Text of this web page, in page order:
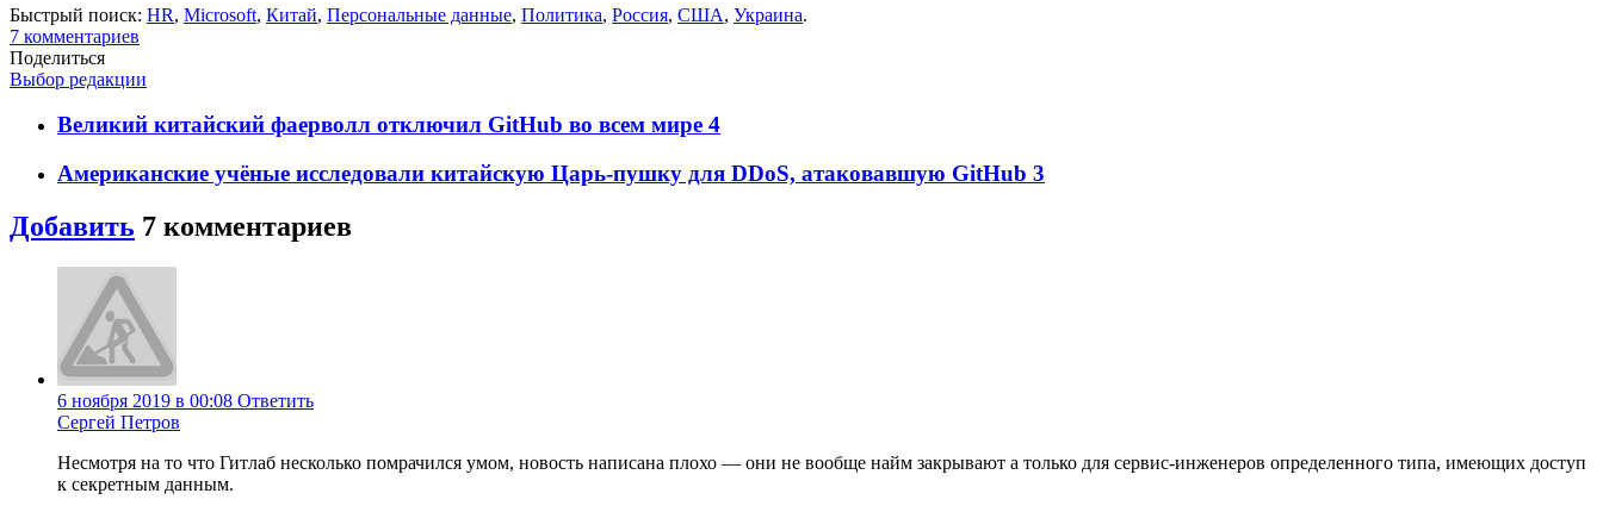
Быстрый поиск: HR, Microsoft, Китай, Персональные данные, Политика, Россия, США, Украина.
7 комментариев
Поделиться
Выбор редакции
Великий китайский фаерволл отключил GitHub во всем мире 4
Американские учёные исследовали китайскую Царь-пушку для DDoS, атаковавшую GitHub 3
Добавить 7 комментариев
6 ноября 2019 в 00:08 Ответить
Сергей Петров
Несмотря на то что Гитлаб несколько помрачился умом, новость написана плохо — они не вообще найм закрывают а только для сервис-инженеров определенного типа, имеющих доступ
к секретным данным.